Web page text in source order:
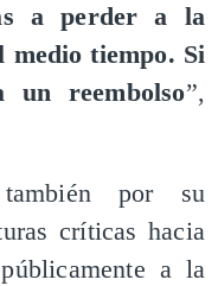
a perder a la
medio tiempo. Si
un reembolso”,
por su
críticas hacia
a la